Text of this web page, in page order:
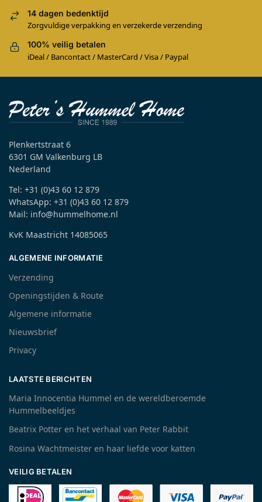
14 dagen bedenktijd
Zorgvuldige verpakking en verzekerde verzending
100% veilig betalen
iDeal / Bancontact / MasterCard / Visa / Paypal
Plenkertstraat 6
6301 GM Valkenburg LB
Nederland
Tel: +31 (0)43 60 12 879
WhatsApp: +31 (0)43 60 12 879
Mail: info@hummelhome.nl
KvK Maastricht 14085065
ALGEMENE INFORMATIE
Verzending
Openingstijden & Route
Algemene informatie
Nieuwsbrief
Privacy
LAATSTE BERICHTEN
Maria Innocentia Hummel en de wereldberoemde
Hummelbeeldjes
Beatrix Potter en het verhaal van Peter Rabbit
Rosina Wachtmeister en haar liefde voor katten
VEILIG BETALEN